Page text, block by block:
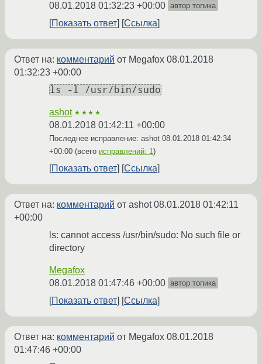
08.01.2018 01:32:23 +00:00 автор топика
Показать ответ Ссылка
Ответ на: комментарий от Megafox 08.01.2018
01:32:23 +00:00
ls -l /usr/bin/sudo
ashot ★★★★
08.01.2018 01:42:11 +00:00
Последнее исправление: ashot 08.01.2018 01:42:34
+00:00 (всего исправлений: 1)
Показать ответ Ссылка
Ответ на: комментарий от ashot08.01.2018 01:42:11
+00:00
ls: cannot access /usr/bin/sudo: No such file or
directory
Megafox
08.01.2018 01:47:46 +00:00 автор топика
Показать ответ Ссылка
Ответ на: комментарий от Megafox 08.01.2018
01:47:46 +00:00